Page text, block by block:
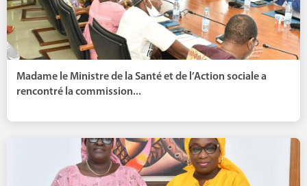
Madame le Ministre de la Santé et de l’Action sociale a
rencontré la commission...